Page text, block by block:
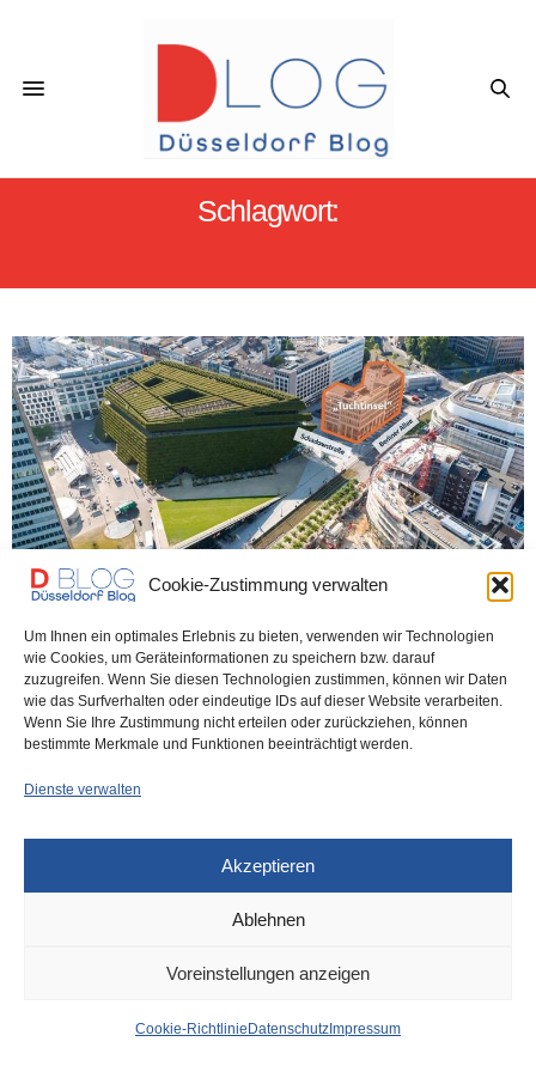
Cookie-Zustimmung verwalten
Um Ihnen ein optimales Erlebnis zu bieten, verwenden wir Technologien
wie Cookies, um Geräteinformationen zu speichern bzw. darauf
zuzugreifen. Wenn Sie diesen Technologien zustimmen, können wir Daten
wie das Surfverhalten oder eindeutige IDs auf dieser Website verarbeiten.
Wenn Sie Ihre Zustimmung nicht erteilen oder zurückziehen, können
bestimmte Merkmale und Funktionen beeinträchtigt werden.
Dienste verwalten
Akzeptieren
Ablehnen
Voreinstellungen anzeigen
Cookie-Richtlinie Datenschutz Impressum
Schlagwort:
„Tuchtinsel“ – was am Kö-Bogen
entstehen soll
Was soll auf der sogenannten Tuchtinsel entstehen?
Projektentwickler Midstad und die Landeshauptstadt Düsseldorf